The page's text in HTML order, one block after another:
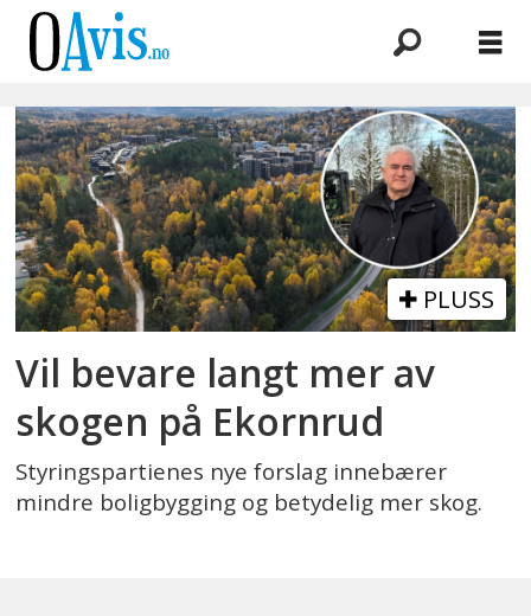
Emne:
skogbevaring
PLUSS
Vil bevare langt mer av
skogen på Ekornrud
Styringspartienes nye forslag innebærer
mindre boligbygging og betydelig mer skog.